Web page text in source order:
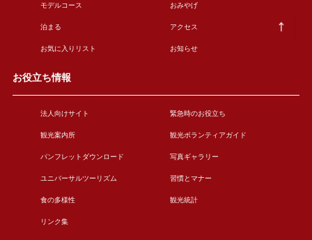
モデルコース おみやげ
泊まる アクセス
お気に入りリスト お知らせ
お役立ち情報
法人向けサイト 緊急時のお役立ち
観光案内所 観光ボランティアガイド
パンフレットダウンロード 写真ギャラリー
ユニバーサルツーリズム 習慣とマナー
食の多様性 観光統計
リンク集